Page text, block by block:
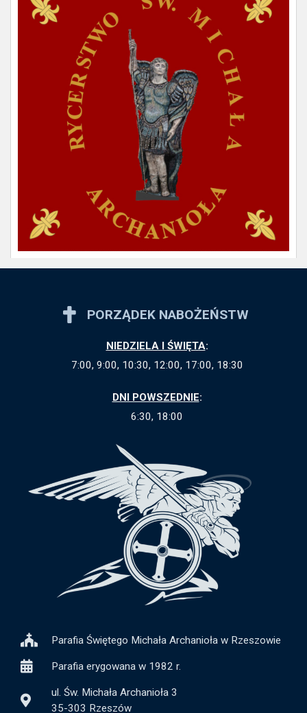
Parafia Świętego Michała Archanioła w Rzeszowie
Parafia erygowana w 1982 r.
ul. Św. Michała Archanioła 3
35-303 Rzeszów
PORZĄDEK NABOŻEŃSTW
NIEDZIELA I ŚWIĘTA:
7:00, 9:00, 10:30, 12:00, 17:00, 18:30
DNI POWSZEDNIE:
6:30, 18:00